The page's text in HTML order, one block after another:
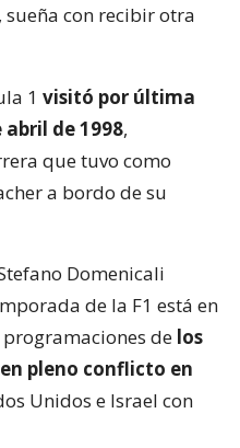
sueña con recibir otra
1 visitó por última
abril de 1998,
que tuvo como
a bordo de su
Domenicali
de la F1 está en
de los
pleno conflicto en
Unidos e Israel con